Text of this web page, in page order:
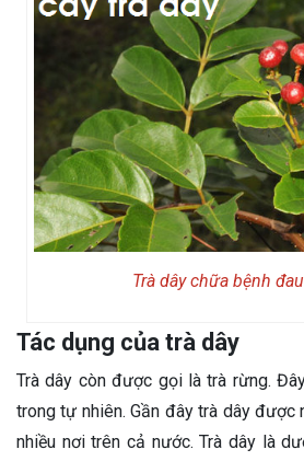
Trà dây chữa bệnh
Tác dụng của trà dây
Trà dây còn được gọi là trà rừng.
trong tự nhiên. Gần đây trà dây được
nhiều nơi trên cả nước. Trà dây là